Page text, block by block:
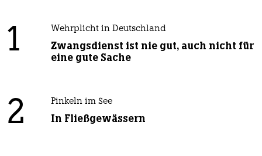
1 Wehrplicht in Deutschland
Zwangsdienst ist nie gut, auch nicht für
eine gute Sache
2 Pinkeln im See
In Fließgewässern